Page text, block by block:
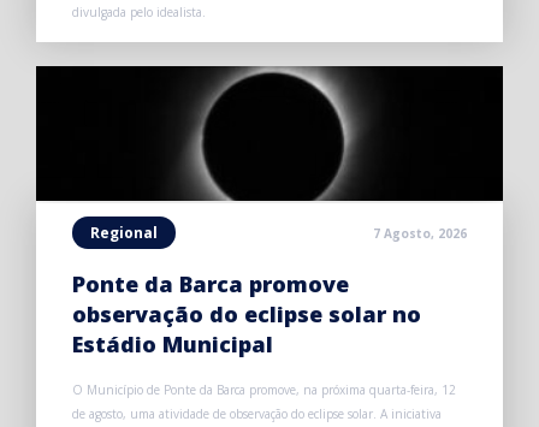
divulgada pelo idealista.
Regional 7 Agosto, 2026
Ponte da Barca promove
observação do eclipse solar no
Estádio Municipal
O Município de Ponte da Barca promove, na próxima quarta-feira, 12
de agosto, uma atividade de observação do eclipse solar. A iniciativa